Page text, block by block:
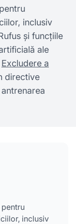
inclusiv
și funcțiile
ale
Excludere a
directive
inclusiv